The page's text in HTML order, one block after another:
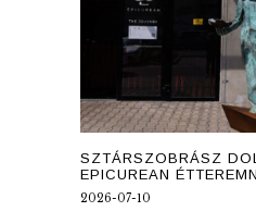
SZTÁRSZOBRÁSZ
EPICUREAN
2026-07-10